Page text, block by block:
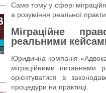
Саме тому у сфері
а розуміння реальної
Міграційне
реальними
Юридична компанія
міграційними питаннями
орієнтуватися в
процедури на практиці.